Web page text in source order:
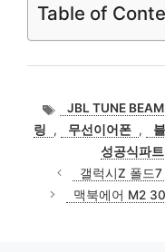
Table of
태
그
JBL TUNE
링
, 무선이어폰 ,
성공식파트
갤럭시Z 폴드
맥북에어 M2